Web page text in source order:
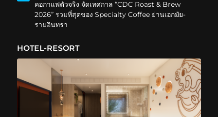
คอกาแฟตัวจริง จัดเทศกาล “CDC Roast & Brew
2026” รวมที่สุดของ Specialty Coffee ย่านเอกมัย-
รามอินทรา
HOTEL-RESORT